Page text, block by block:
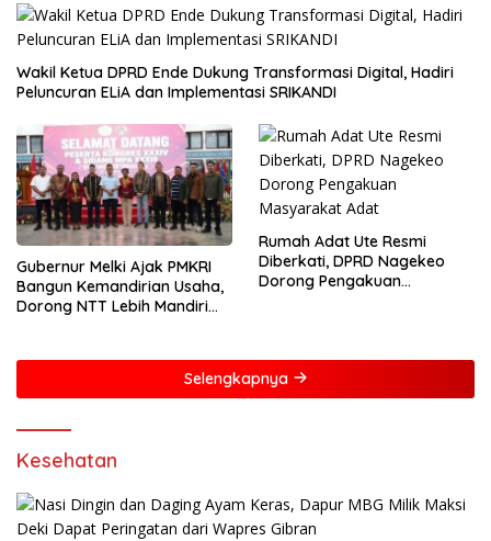
Wakil Ketua DPRD Ende Dukung Transformasi Digital, Hadiri
Peluncuran ELiA dan Implementasi SRIKANDI
Gubernur Melki Ajak PMKRI
Bangun Kemandirian Usaha,
Dorong NTT Lebih Mandiri
Rumah Adat Ute Resmi
Diberkati, DPRD Nagekeo
Dorong Pengakuan
Selengkapnya
Kesehatan